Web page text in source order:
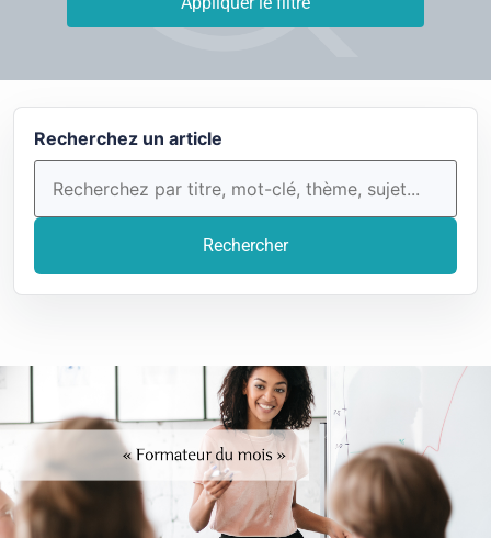
Recherchez un article
Rechercher